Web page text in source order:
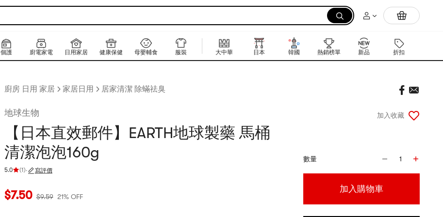
拉麵
個護 廚電家電 日用家居 健康保健 母嬰輔食 服裝 大中華 日本 韓國 熱銷榜單 新品 折扣
廚房 日用 家居 家居日用 居家清潔 除蟎祛臭
地球生物
【日本直效郵件】EARTH地球製藥 馬桶
清潔泡泡160g
5.0 (1 )
評分 5.0 顆星，最多 5 顆星
· 寫評價
當前價格：$7.5
$7.50 $9.59 21% OFF
加入收藏
數量 1
加入購物車